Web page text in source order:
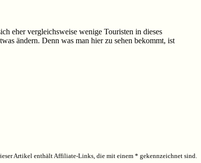
eher vergleichsweise wenige Touristen in dieses
ändern. Denn was man hier zu sehen bekommt, ist
Artikel enthält Affiliate-Links, die mit einem * gekennzeichnet sind.